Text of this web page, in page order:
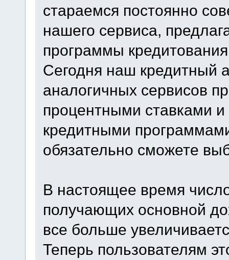
стараемся постоянно
нашего сервиса,
программы
Сегодня наш кредитный
аналогичных сервисов
процентными ставками
кредитными
обязательно сможете
В настоящее время
получающих основной
все больше
Теперь пользователям